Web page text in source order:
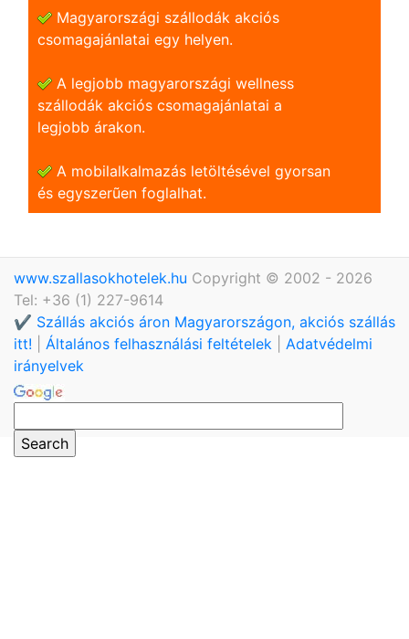
Magyarországi szállodák akciós
csomagajánlatai egy helyen.
A legjobb magyarországi wellness
szállodák akciós csomagajánlatai a
legjobb árakon.
A mobilalkalmazás letöltésével gyorsan
és egyszerũen foglalhat.
www.szallasokhotelek.hu Copyright © 2002 - 2026
Tel: +36 (1) 227-9614
✔️ Szállás akciós áron Magyarországon, akciós szállás
itt!
Általános felhasználási feltételek
Adatvédelmi
irányelvek